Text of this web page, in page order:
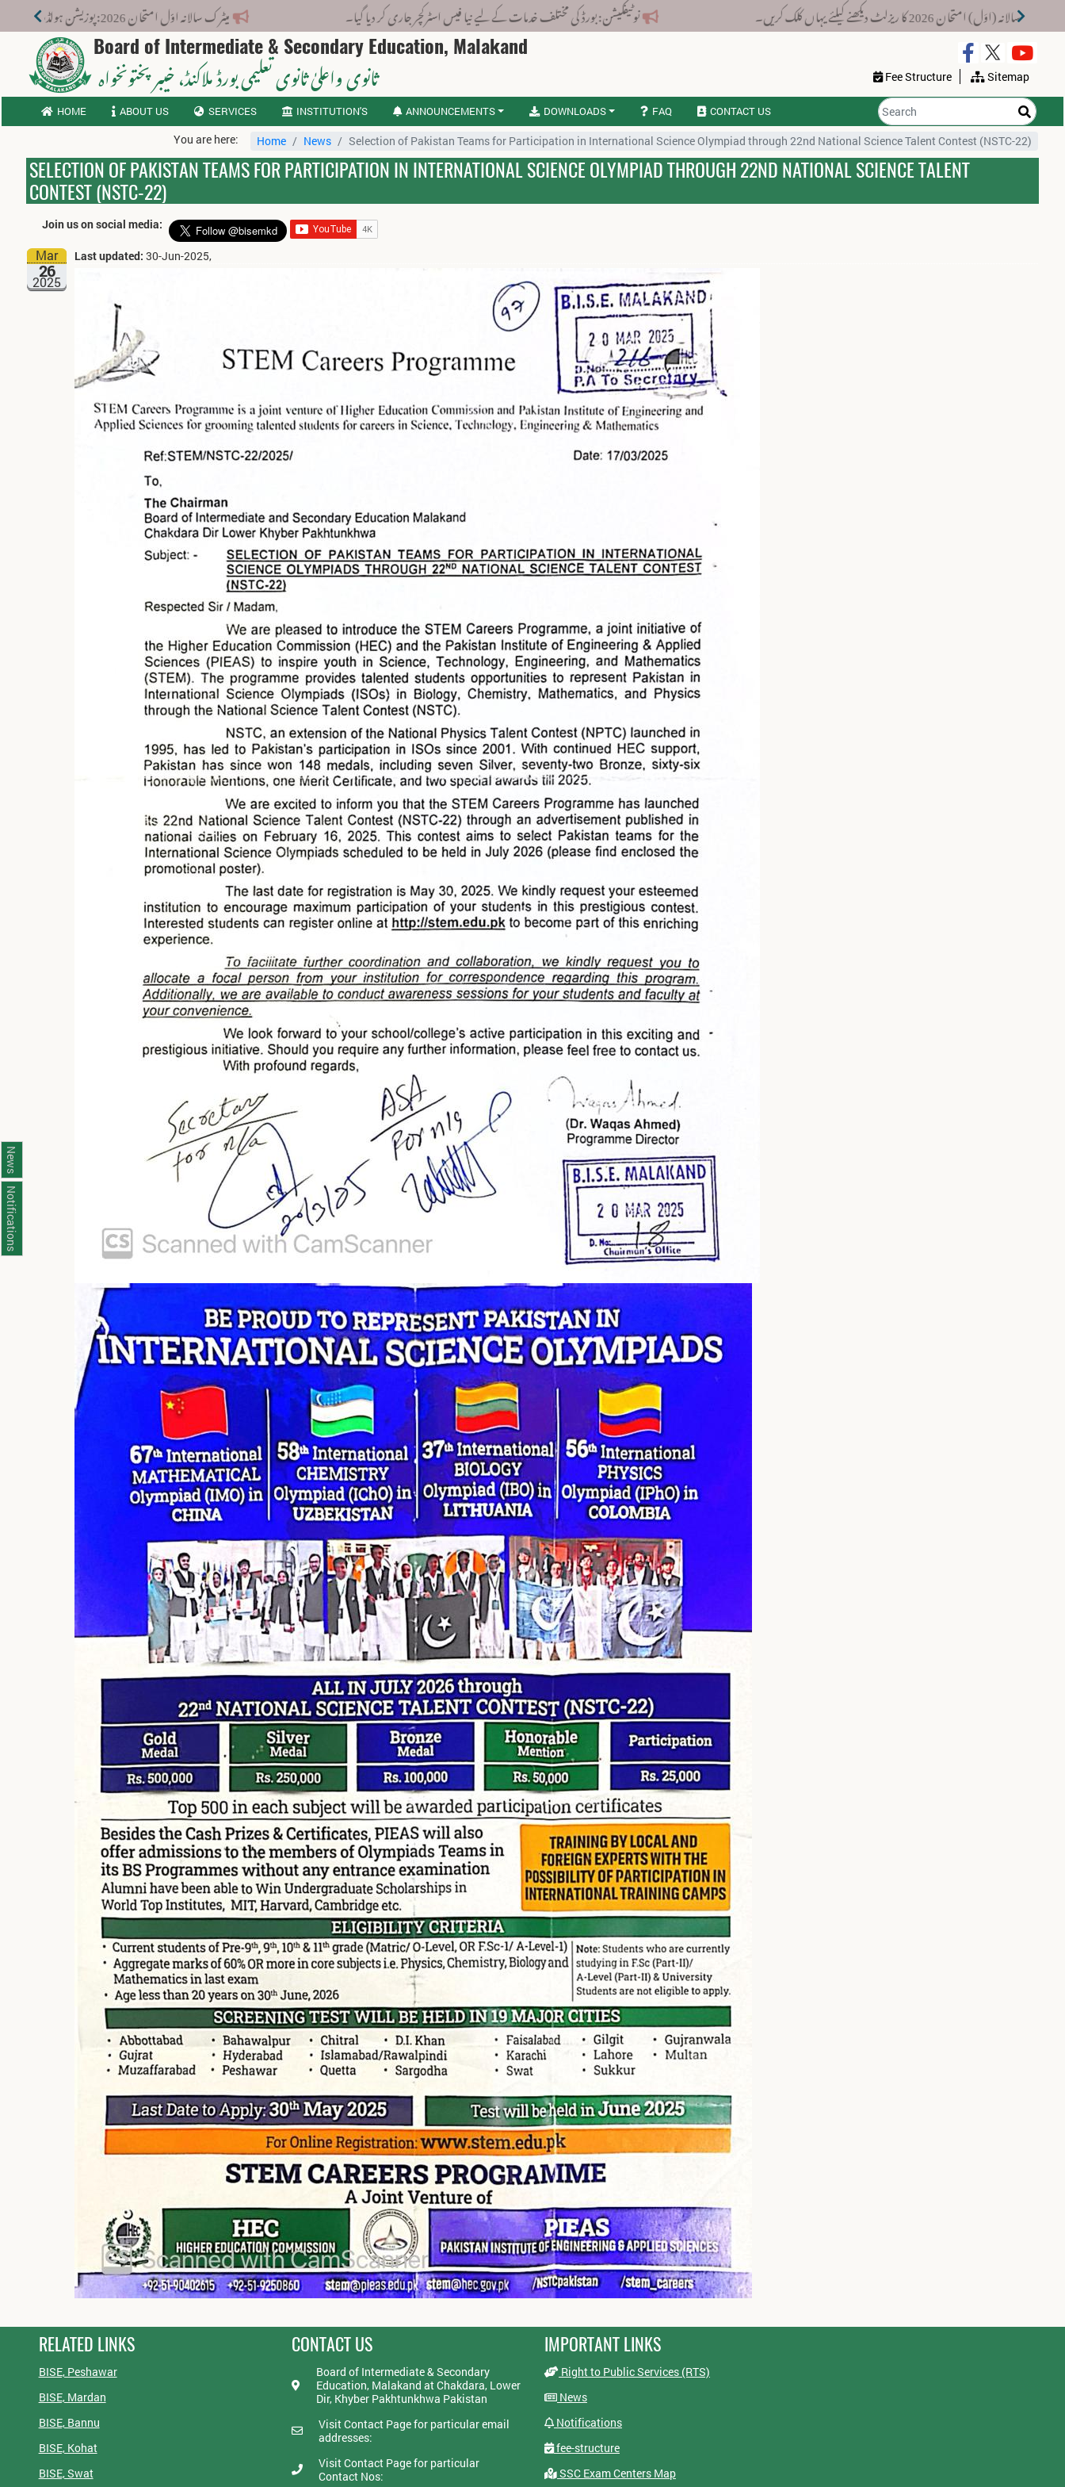
کا ریزلٹ دیکھنے کیلئے یہاں کلک کریں۔ نوٹیفکیشن: بورڈ کی مختلف خدمات کے لیے نیا فیس اسٹرکچر جاری کر دیا گیا۔ میٹرک سالانہ اوّل امتحان 2026: پوزیشن ہولڈرز کا اعلان 6 اگست کو دوپہر 2 بجے اور مکمل نتائج شام 4 بجے بورڈ کی ویب سائٹ پر جاری ہوں گے۔
Board of Intermediate & Secondary Education, Malakand
ثانوی واعلیٰ ثانوی تعلیمی بورڈ ملاکنڈ، خیبر پختونخواہ Fee Structure Sitemap
HOME ABOUT US SERVICES INSTITUTION'S ANNOUNCEMENTS DOWNLOADS FAQ CONTACT US
You are here: Home News Selection of Pakistan Teams for Participation in International Science Olympiad through 22nd National Science Talent Contest (NSTC-22)
SELECTION OF PAKISTAN TEAMS FOR PARTICIPATION IN INTERNATIONAL SCIENCE OLYMPIAD THROUGH 22ND NATIONAL SCIENCE TALENT
CONTEST (NSTC-22)
Join us on social media:
2025
Mar
26
Last updated: 30-Jun-2025,
RELATED LINKS
BISE, Peshawar
BISE, Mardan
BISE, Bannu
BISE, Kohat
BISE, Swat
CONTACT US
Board of Intermediate & Secondary
Education, Malakand at Chakdara, Lower
Dir, Khyber Pakhtunkhwa Pakistan
Visit Contact Page for particular email
addresses:
Visit Contact Page for particular
Contact Nos:
IMPORTANT LINKS
Right to Public Services (RTS)
News
Notifications
fee-structure
SSC Exam Centers Map
News
Notifications